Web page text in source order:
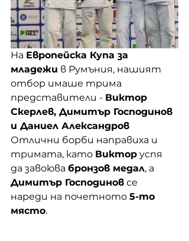
На Европейска Купа за
младежи в Румъния, нашият
отбор имаше трима
представители - Виктор
Скерлев, Димитър Господинов
и Даниел Александров
Отлични борби направиха и
тримата, като Виктор успя
да завоюва бронзов медал, а
Димитър Господинов се
нареди на почетното 5-то
място.